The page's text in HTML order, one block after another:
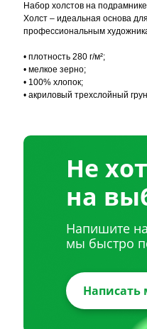
Набор холстов на
Холст – идеальная основа
профессиональным
• плотность 280 г/м²;
• мелкое зерно;
• 100% хлопок;
• акриловый трехслойный
Не
на
Напишите
мы быстро
Написать